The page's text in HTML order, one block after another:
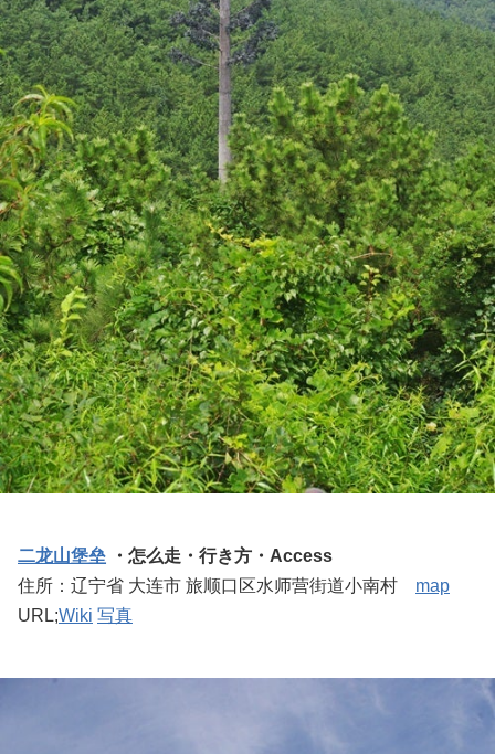
二龙山堡垒 ・怎么走・行き方・Access
住所：辽宁省 大连市 旅顺口区水师营街道小南村 map
URL;Wiki 写真